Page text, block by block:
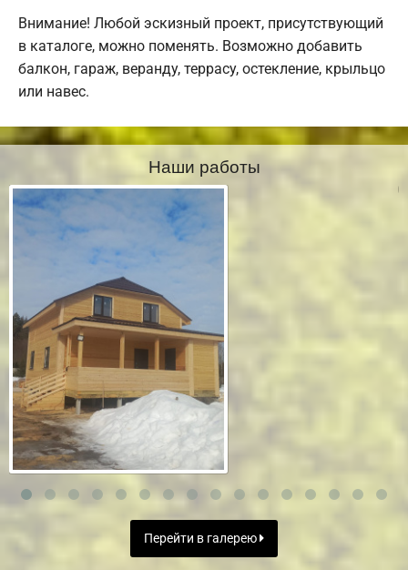
Внимание! Любой эскизный проект, присутствующий
в каталоге, можно поменять. Возможно добавить
балкон, гараж, веранду, террасу, остекление, крыльцо
или навес.
Наши работы
Перейти в галерею